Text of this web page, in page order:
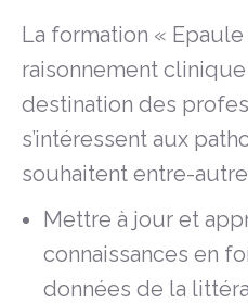
La formation « Epaule
raisonnement
destination des
s’intéressent aux
souhaitent entre-
Mettre à jour et
connaissances en
données de la